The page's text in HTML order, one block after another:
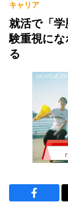
キャリア
就活で「
験重視に
る